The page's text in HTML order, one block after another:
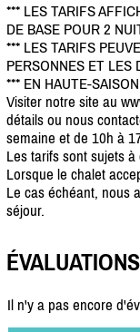
*** LES TARIFS
DE BASE POUR 2
*** LES TARIFS
PERSONNES ET LES
*** EN HAUTE-
Visiter notre site au
détails ou nous
semaine et de 10h à
Les tarifs sont sujets
Lorsque le chalet
Le cas échéant, nous
séjour.
ÉVALUATIONS
Il n'y a pas encore